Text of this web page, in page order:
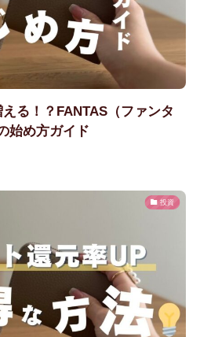
る！？FANTAS（ファンタ
始め方ガイド
投資